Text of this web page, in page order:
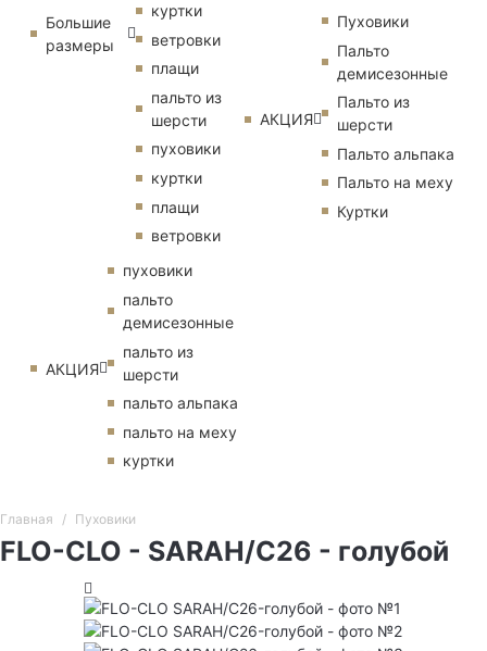
Большие
размеры
куртки
ветровки
плащи
пальто из
шерсти
пуховики
куртки
плащи
ветровки
АКЦИЯ
пуховики
пальто
демисезонные
пальто из
шерсти
пальто альпака
пальто на меху
куртки
АКЦИЯ
Пуховики
Пальто
демисезонные
Пальто из
шерсти
Пальто альпака
Пальто на меху
Куртки
Главная Пуховики
FLO-CLO - SARAH/C26 - голубой